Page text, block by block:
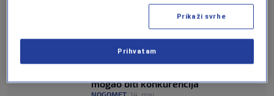
Izraelci žestoko napali Yamala zbog
palestinske zastave: Traže reakciju
NOGOMET|14. maj.
mogao biti konkurencija
Prikaži svrhe
Prihvatam